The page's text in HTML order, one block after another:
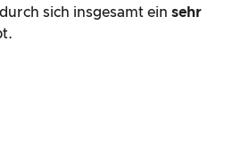
sich insgesamt ein sehr